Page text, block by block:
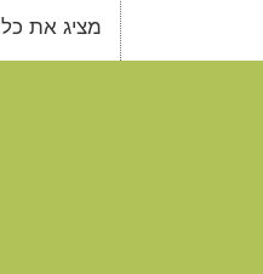
מציג את כל 13 התוצאות